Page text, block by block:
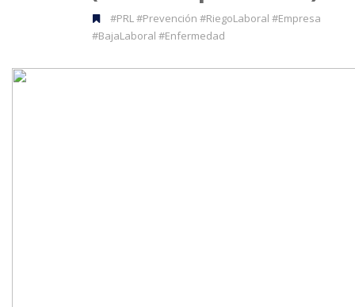
#PRL #Prevención #RiegoLaboral #Empresa
#BajaLaboral #Enfermedad